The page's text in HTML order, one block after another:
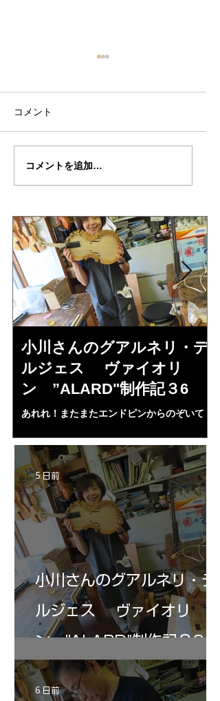
Y氏の”MESSIA"制作記
コメント
コメントを追加…
小川さんのグアルネリ・デ
ルジェス ヴァイオリ
ン ”ALARD"制作記３6
あれれ！またまたエンドピンからのぞいて
ペーパー１００゜で徹底して削る。やっと光
が消えた。にかわで再度閉じる。消えた――
の小川さんの笑顔が満開となる・・。いよい
よ来週からニス塗りか？
小川さんのグアルネリ・デ
ルジェス ヴァイオリ
ン ”ALARD"制作記３6
5 日前
6 日前